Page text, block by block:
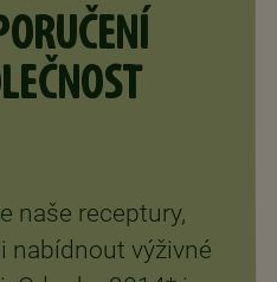
naše receptury,
nabídnout výživné